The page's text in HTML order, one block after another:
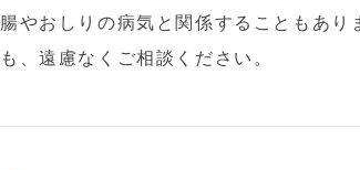
やおしりの病気と関係することもあり
、遠慮なくご相談ください。